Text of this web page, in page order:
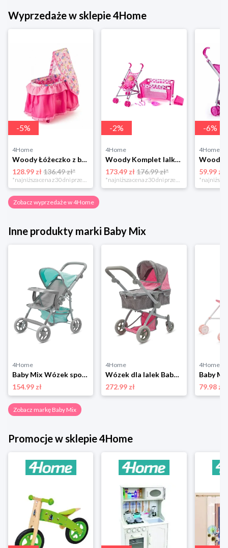
Wyprzedaże w sklepie 4Home
-5%
4Home
Woody Łóżeczko z baldachimem, 61 x 32,5 x 85 cm
128.99 zł136.49 zł*
-2%
4Home
Woody Komplet lalka z wózkiem 4-Home
173.49 zł 176.99 zł*
-6%
4Home
59.99 zł
Zobacz wyprzedaże w 4Home
Inne produkty marki Baby Mix
4Home
Baby Mix Wózek sportowy dla lalek Lana miętowy,58,5 x 33 x 61,5 cm
154.99 zł
4Home
Wózek dla lalek Baby Mix 2w1 Sophie różowo-szary,63,5 x 37 x 63,5 cm
272.99 zł
4Home
79.98 zł
Zobacz markę Baby Mix
Promocje w sklepie 4Home